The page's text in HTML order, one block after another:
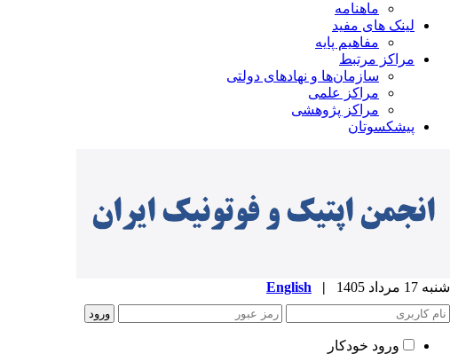
ماهنامه
لینک های مفید
مفاهیم پایه
مراکز مرتبط
سازمان‌ها و نهادهای دولتی
مراکز علمی
مراکز پژوهشی
پیشکسوتان
شنبه 17 مرداد 1405 |
English
ورود خودکار